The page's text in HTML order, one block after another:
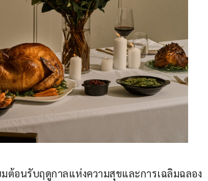
มต้อนรับฤดูกาลแห่งความสุขและการเฉลิมฉลอง